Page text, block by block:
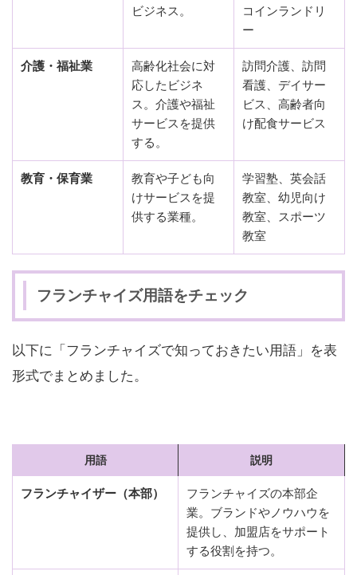
ビジネス。
コインランドリ
ー
介護・福祉業
高齢化社会に対
応したビジネ
ス。介護や福祉
サービスを提供
する。
訪問介護、訪問
看護、デイサー
ビス、高齢者向
け配食サービス
教育・保育業
教育や子ども向
けサービスを提
供する業種。
学習塾、英会話
教室、幼児向け
教室、スポーツ
教室
フランチャイズ用語をチェック
以下に「フランチャイズで知っておきたい用語」を表
形式でまとめました。
用語 説明
フランチャイザー（本部）
フランチャイズの本部企
業。ブランドやノウハウを
提供し、加盟店をサポート
する役割を持つ。